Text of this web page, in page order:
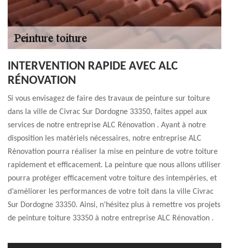
INTERVENTION RAPIDE AVEC ALC
RÉNOVATION
Si vous envisagez de faire des travaux de peinture sur toiture
dans la ville de Civrac Sur Dordogne 33350, faites appel aux
services de notre entreprise ALC Rénovation . Ayant à notre
disposition les matériels nécessaires, notre entreprise ALC
Rénovation pourra réaliser la mise en peinture de votre toiture
rapidement et efficacement. La peinture que nous allons utiliser
pourra protéger efficacement votre toiture des intempéries, et
d’améliorer les performances de votre toit dans la ville Civrac
Sur Dordogne 33350. Ainsi, n’hésitez plus à remettre vos projets
de peinture toiture 33350 à notre entreprise ALC Rénovation .